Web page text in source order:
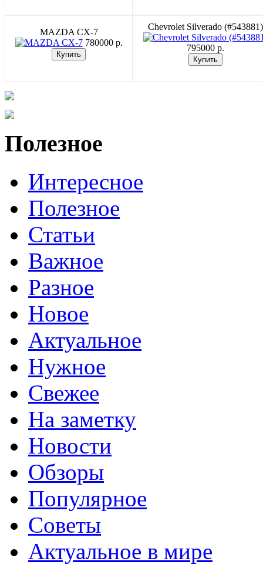
MAZDA CX-7
780000 p.
Chevrolet Silverado (#543881)
795000 p.
Полезное
Интересное
Полезное
Статьи
Важное
Разное
Новое
Актуальное
Нужное
Свежее
На заметку
Новости
Обзоры
Популярное
Советы
Актуальное в мире